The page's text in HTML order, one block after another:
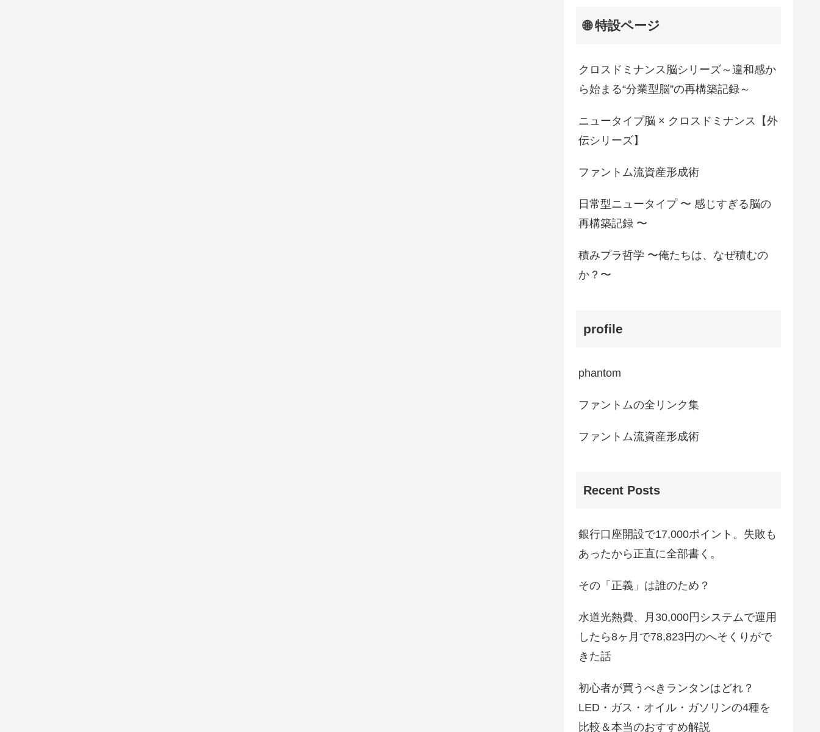
🌐 特設ページ
クロスドミナンス脳シリーズ～違和感か
ら始まる“分業型脳”の再構築記録～
ニュータイプ脳 × クロスドミナンス【外
伝シリーズ】
ファントム流資産形成術
日常型ニュータイプ 〜 感じすぎる脳の
再構築記録 〜
積みプラ哲学 〜俺たちは、なぜ積むの
か？〜
profile
phantom
ファントムの全リンク集
ファントム流資産形成術
Recent Posts
銀行口座開設で17,000ポイント。失敗も
あったから正直に全部書く。
その「正義」は誰のため？
水道光熱費、月30,000円システムで運用
したら8ヶ月で78,823円のへそくりがで
きた話
初心者が買うべきランタンはどれ？
LED・ガス・オイル・ガソリンの4種を
比較＆本当のおすすめ解説